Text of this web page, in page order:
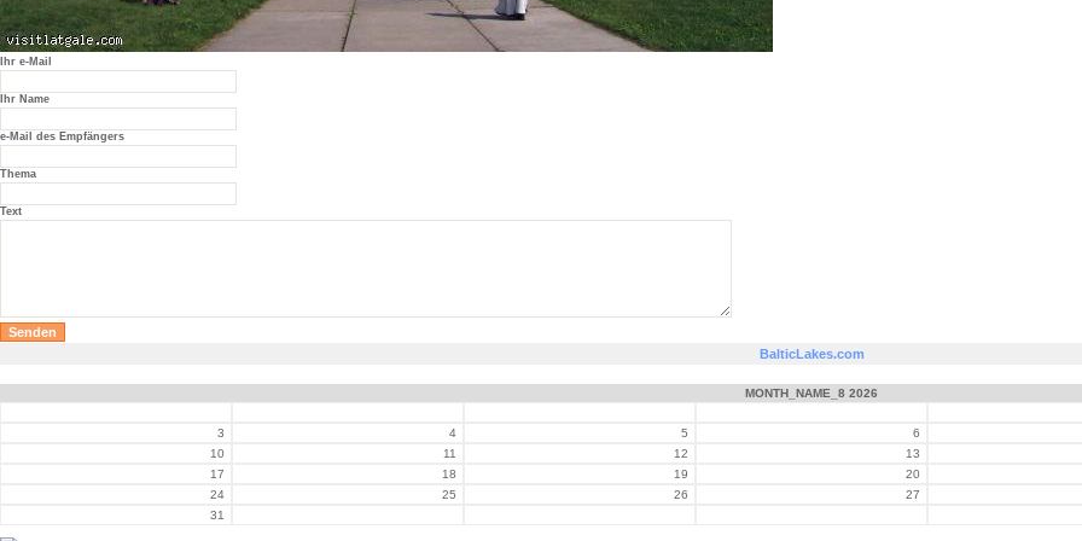
Ihr e-Mail
Ihr Name
e-Mail des Empfängers
Thema
Text
BalticLakes.com
MONTH_NAME_8 2026
3
4 5 6
10
11 12 13
17
18 19 20
24
25 26 27
31